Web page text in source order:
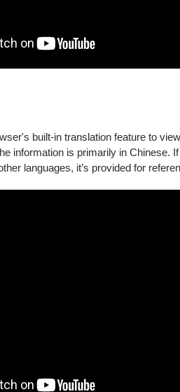
built-in translation feature to
information is primarily in Chinese.
languages, it’s provided for
樂廳一號門報到，活動開始後10分
歲以上觀眾欣賞。
議著平底鞋與輕裝，並評估自身狀
礙手冊，陪同者與身障者需同時持
錄，購票即表示您同意授權國家兩
不便拍攝請於現場報到時主動告知工
理，須酌收10%手續費。